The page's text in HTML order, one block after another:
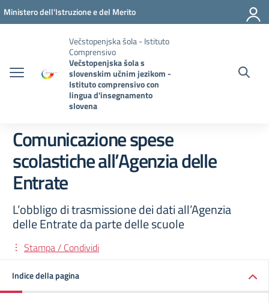
Vai ai contenuti
Vai al menu di navigazione
Vai al footer
Ministero dell'Istruzione e del Merito
Večstopenjska šola - Istituto
Comprensivo
Večstopenjska šola s
slovenskim učnim jezikom -
Istituto comprensivo con
lingua d'insegnamento
slovena
Comunicazione spese
scolastiche all’Agenzia delle
Entrate
L’obbligo di trasmissione dei dati all’Agenzia
delle Entrate da parte delle scuole
Stampa / Condividi
Indice della pagina